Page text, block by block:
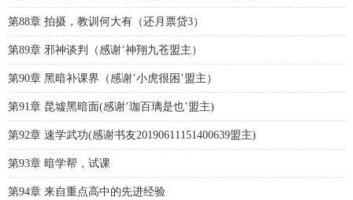
第88章 拍摄，教训何大有（还月票贷3）
第89章 邪神谈判（感谢’神翔九苍盟主）
第90章 黑暗补课界（感谢’小虎很困’盟主）
第91章 昆墟黑暗面(感谢’珈百璃是也’盟主)
第92章 速学武功(感谢书友20190611151400639盟主)
第93章 暗学帮，试课
第94章 来自重点高中的先进经验